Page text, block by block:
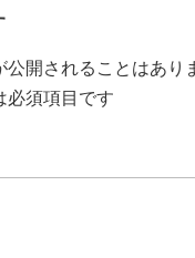
開されることはあり
必須項目です